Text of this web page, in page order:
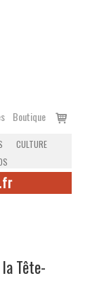
Boutique
Voir
CULTURE
Tête-